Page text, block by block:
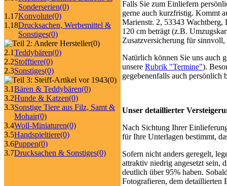
Sonderserien(0)
1.17Konvolute(0)
1.18Drucksachen, Werbemittel &
Sonstiges(0)
(0)
2.1Teddybären(0)
2.2Stofftiere(0)
2.3Sonstiges(0)
(0)
3.1Bären & Teddybären(0)
3.2Hunde & Katzen(0)
3.3Sonstige Tiere aus Filz, Samt &
Mohair(0)
3.4Woll-Miniaturen(0)
3.5Handspieltiere(0)
3.6Puppen(0)
3.7Drucksachen & Sonstiges(0)
Falls Sie zum Einliefern
gerne auch kurzfristig. Kommt
Marienstr. 2, 53343
120 cm beträgt (z.B.
Zusatzversicherung für
Natürlich können Sie uns auch
unsere Rubrik "Termine").
gegebenenfalls auch persönlich
Unser detaillierter
Nach Sichtung Ihrer
für Ihre Unterlagen bestimmt,
Sofern nicht anders geregelt,
attraktiv niedrig angesetzt sein,
deutlich über 95% haben.
Fotografieren, dem detaillierten